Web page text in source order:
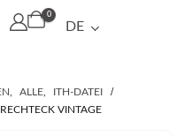
0
DE
ALLE
ITH-DATEI
VINTAGE